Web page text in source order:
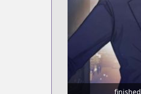
finished